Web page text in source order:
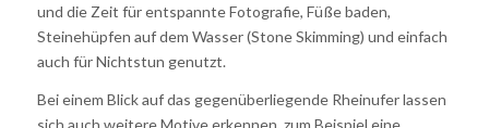
und die Zeit für entspannte Fotografie, Füße baden,
Steinehüpfen auf dem Wasser (Stone Skimming) und einfach
auch für Nichtstun genutzt.
Bei einem Blick auf das gegenüberliegende Rheinufer lassen
sich auch weitere Motive erkennen, zum Beispiel eine